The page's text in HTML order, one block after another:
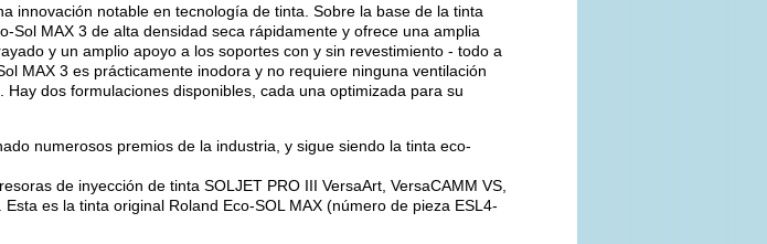
innovación notable en tecnología de tinta. Sobre la base de la tinta
Sol MAX 3 de alta densidad seca rápidamente y ofrece una amplia
y un amplio apoyo a los soportes con y sin revestimiento - todo a
MAX 3 es prácticamente inodora y no requiere ninguna ventilación
dos formulaciones disponibles, cada una optimizada para su
numerosos premios de la industria, y sigue siendo la tinta eco-
de inyección de tinta SOLJET PRO III VersaArt, VersaCAMM VS,
es la tinta original Roland Eco-SOL MAX (número de pieza ESL4-